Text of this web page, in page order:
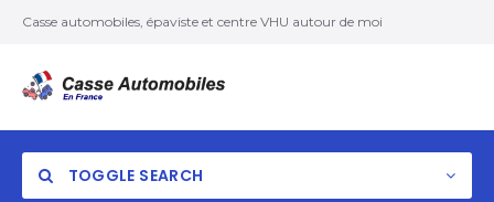
Casse automobiles, épaviste et centre VHU autour de moi
TOGGLE SEARCH